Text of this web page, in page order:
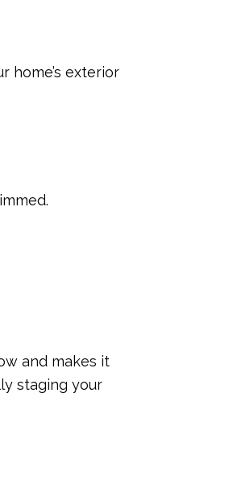
home’s exterior
and makes it
staging your